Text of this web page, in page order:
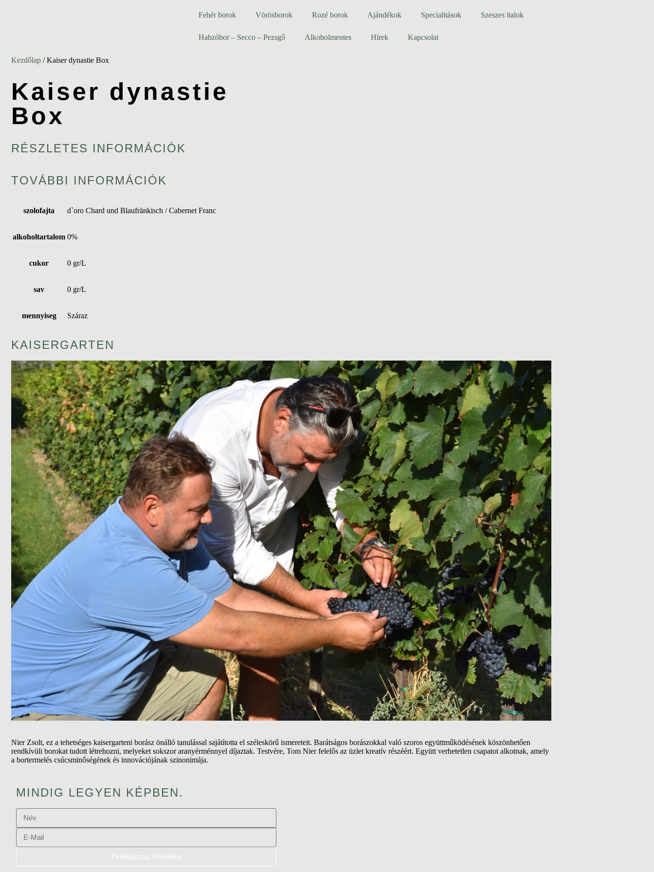
Fehér borok Vörösborok Rozé borok Ajándékok Specialitások Szeszes italok
Habzóbor – Secco – Pezsgő Alkoholmentes Hírek Kapcsolat
Kezdőlap / Kaiser dynastie Box
Kaiser dynastie
Box
RÉSZLETES INFORMÁCIÓK
TOVÁBBI INFORMÁCIÓK
szolofajta d`oro Chard und Blaufränkisch / Cabernet Franc
alkoholtartalom 0%
cukor 0 gr/L
sav 0 gr/L
mennyiseg Száraz
KAISERGARTEN
Nier Zsolt, ez a tehetséges kaisergarteni borász önálló tanulással sajátította el széleskörű ismereteit. Barátságos borászokkal való szoros együttműködésének köszönhetően
rendkívüli borokat tudott létrehozni, melyeket sokszor aranyérménnyel díjaztak. Testvére, Tom Nier felelős az üzlet kreatív részéért. Együtt verhetetlen csapatot alkotnak, amely
a bortermelés csúcsminőségének és innovációjának szinonimája.
MINDIG LEGYEN KÉPBEN.
Feliratkozás hírlevélre